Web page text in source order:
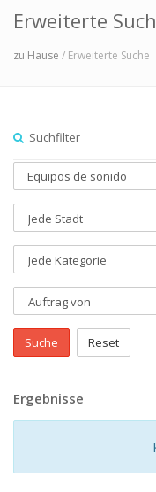
Erweiterte
zu Hause / Erweiterte Suche
Suchfilter
Suche Reset
Ergebnisse